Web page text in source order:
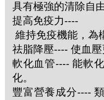
具有極強的清除自
提高免疫力----
維持免疫機能，為
祛脂降壓---- 使血
軟化血管---- 能軟
化。
豐富營養成分----